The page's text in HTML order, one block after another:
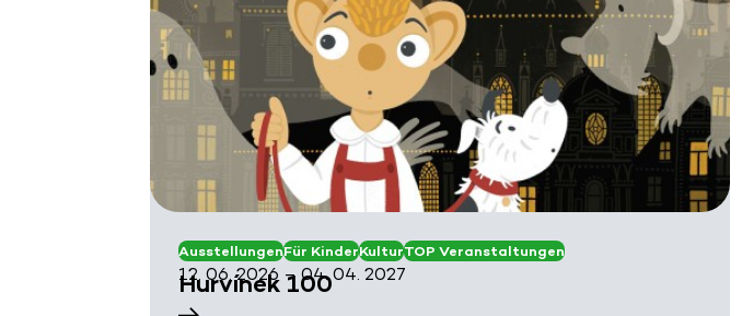
AusstellungenFür KinderKulturTOP Veranstaltungen
12. 06. 2026 – 04. 04. 2027
Hurvínek 100